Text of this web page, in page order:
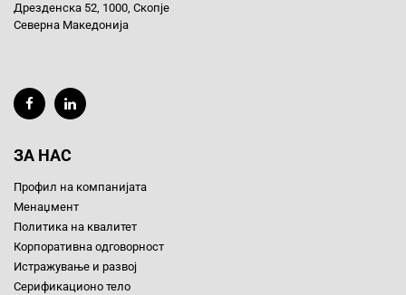
Дрезденска 52, 1000, Скопје
Северна Македонија
ЗА НАС
Профил на компанијата
Менаџмент
Политика на квалитет
Корпоративна одговорност
Истражување и развој
Серификационо тело